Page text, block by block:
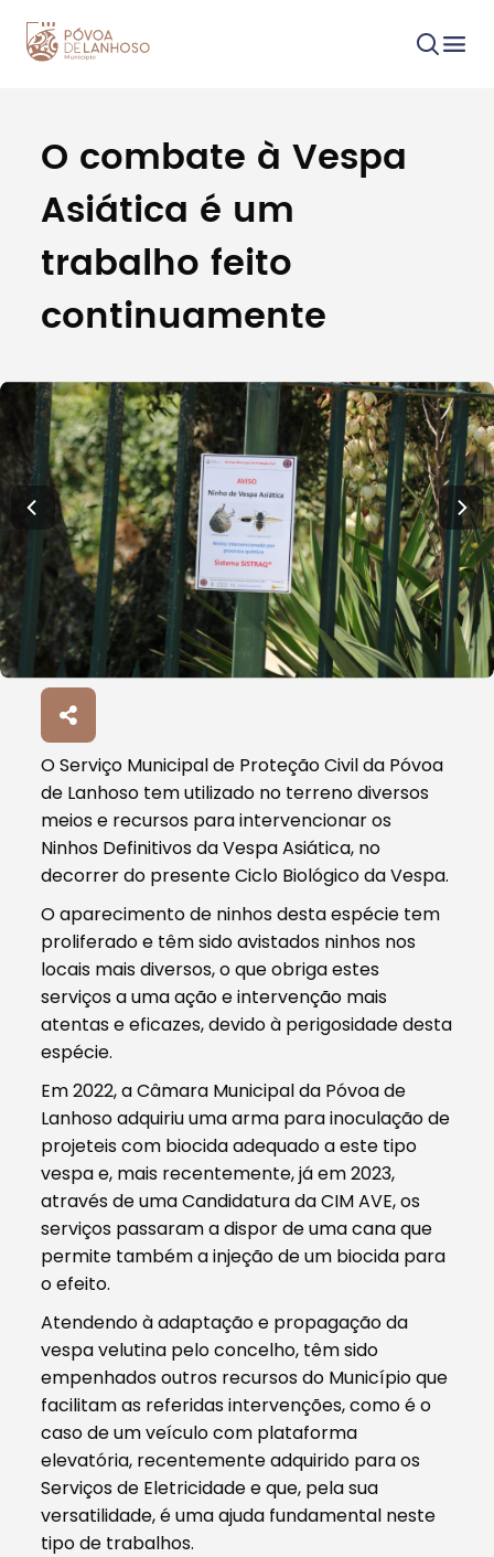
Procurar
Tipo de conteúdo
Filtros
O combate à Vespa
Asiática é um
trabalho feito
continuamente
O Serviço Municipal de Proteção Civil da Póvoa
de Lanhoso tem utilizado no terreno diversos
meios e recursos para intervencionar os
Ninhos Definitivos da Vespa Asiática, no
decorrer do presente Ciclo Biológico da Vespa.
O aparecimento de ninhos desta espécie tem
proliferado e têm sido avistados ninhos nos
locais mais diversos, o que obriga estes
serviços a uma ação e intervenção mais
atentas e eficazes, devido à perigosidade desta
espécie.
Em 2022, a Câmara Municipal da Póvoa de
Lanhoso adquiriu uma arma para inoculação de
projeteis com biocida adequado a este tipo
vespa e, mais recentemente, já em 2023,
através de uma Candidatura da CIM AVE, os
serviços passaram a dispor de uma cana que
permite também a injeção de um biocida para
o efeito.
Atendendo à adaptação e propagação da
vespa velutina pelo concelho, têm sido
empenhados outros recursos do Município que
facilitam as referidas intervenções, como é o
caso de um veículo com plataforma
elevatória, recentemente adquirido para os
Serviços de Eletricidade e que, pela sua
versatilidade, é uma ajuda fundamental neste
tipo de trabalhos.